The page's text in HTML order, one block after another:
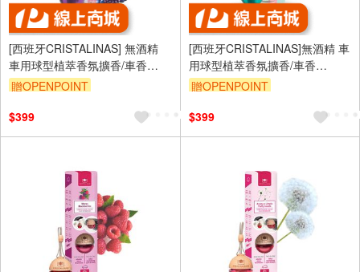
[西班牙CRISTALINAS] 無酒精
車用球型植萃香氛擴香/車香
(6ML)-微醺桑葚
贈OPENPOINT
$399
[西班牙CRISTALINAS]無酒精 車
用球型植萃香氛擴香/車香
(6ML)- 海洋微風
贈OPENPOINT
$399